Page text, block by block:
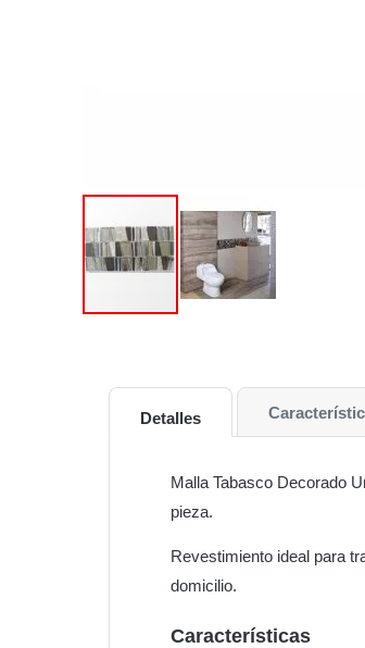
Detalles
Malla Tabasco Decorado
pieza.
Revestimiento ideal para
domicilio.
Características